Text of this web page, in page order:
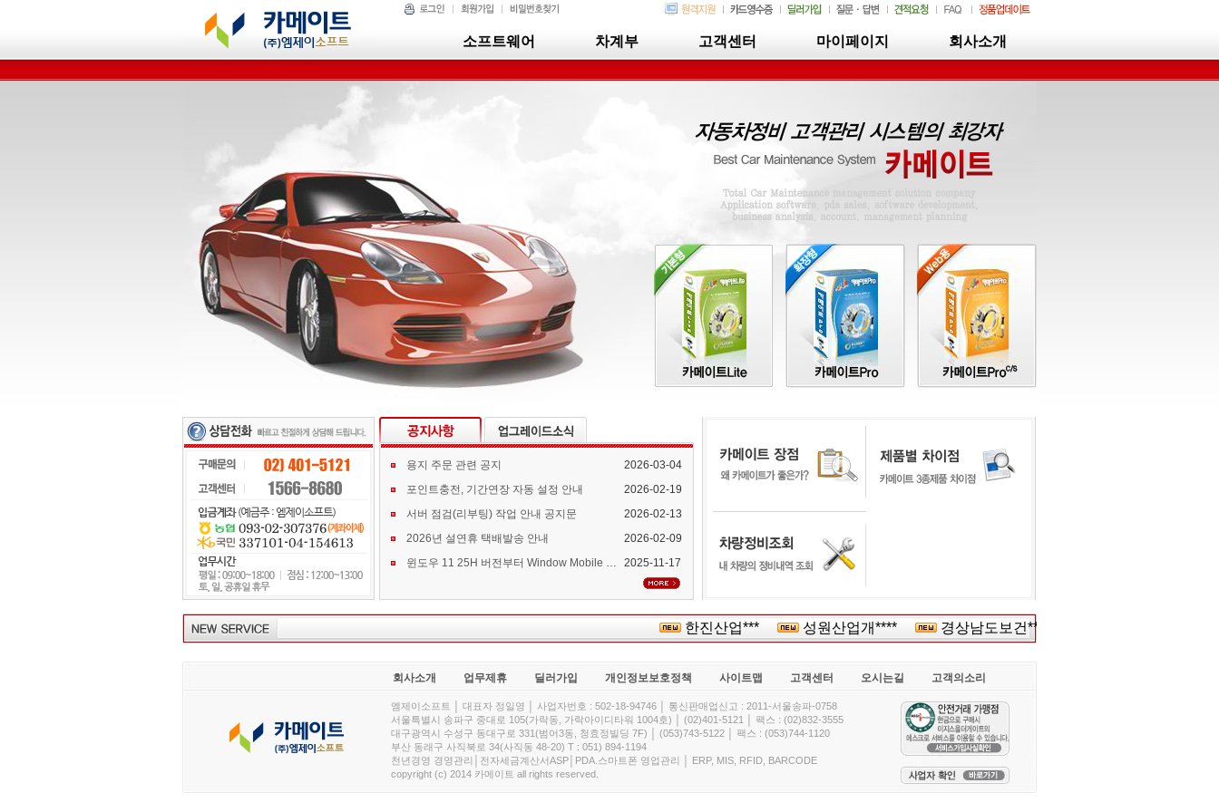
소프트웨어 차계부 고객센터 마이페이지 회사소개
용지 주문 관련 공지
2026-03-04
포인트충전, 기간연장 자동 설정 안내
2026-02-19
서버 점검(리부팅) 작업 안내 공지문
2026-02-13
2026년 설연휴 택배발송 안내
2026-02-09
윈도우 11 25H 버전부터 Window Mobile Device Center 지원 중단 안내
2025-11-17
한진산업*** 성원산업개**** 경상남도보건*****
회사소개 업무제휴 딜러가입 개인정보보호정책 사이트맵 고객센터 오시는길 고객의소리
엠제이소프트 │ 대표자 정일영 │ 사업자번호 : 502-18-94746 │ 통신판매업신고 : 2011-서울송파-0758
서울특별시 송파구 중대로 105(가락동, 가락아이디타워 1004호) │ (02)401-5121 │ 팩스 : (02)832-3555
대구광역시 수성구 동대구로 331(범어3동, 청효정빌딩 7F) │ (053)743-5122 │ 팩스 : (053)744-1120
부산 동래구 사직북로 34(사직동 48-20) T : 051) 894-1194
천년경영 경영관리│전자세금계산서ASP│PDA.스마트폰 영업관리 │ ERP, MIS, RFID, BARCODE
copyright (c) 2014 카메이트 all rights reserved.